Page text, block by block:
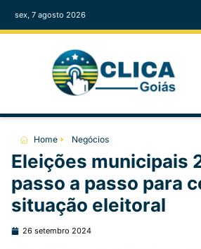
sex, 7 agosto 2026
Home Negócios
Eleições municipais
passo a passo para
situação eleitoral
26 setembro 2024